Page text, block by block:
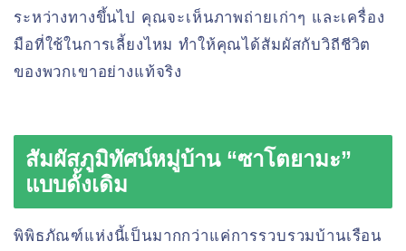
ระหว่างทางขึ้นไป คุณจะเห็นภาพถ่ายเก่าๆ และเครื่อง
มือที่ใช้ในการเลี้ยงไหม ทำให้คุณได้สัมผัสกับวิถีชีวิต
ของพวกเขาอย่างแท้จริง
สัมผัสภูมิทัศน์หมู่บ้าน “ซาโตยามะ”
แบบดั้งเดิม
พิพิธภัณฑ์แห่งนี้เป็นมากกว่าแค่การรวบรวมบ้านเรือน